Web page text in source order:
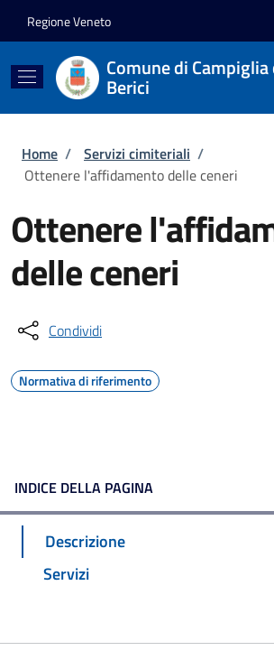
Regione Veneto
Comune di Campiglia
Berici
Briciole di pane
Home / Servizi cimiteriali /
Ottenere l'affidamento delle ceneri
Ottenere
delle ceneri
Condividi
Normativa di riferimento
INDICE DELLA PAGINA
Descrizione
Servizi